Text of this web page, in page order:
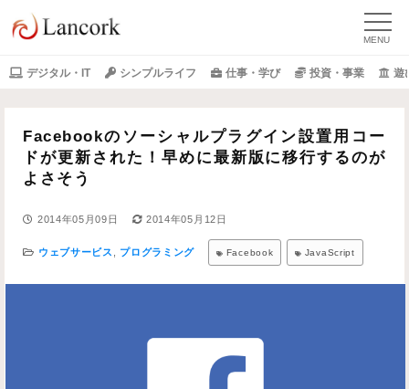
デジタル・IT シンプルライフ 仕事・学び 投資・事業 遊
Facebookのソーシャルプラグイン設置用コー
ドが更新された！早めに最新版に移行するのが
よさそう
2014年05月09日 2014年05月12日
ウェブサービス プログラミング Facebook JavaScript